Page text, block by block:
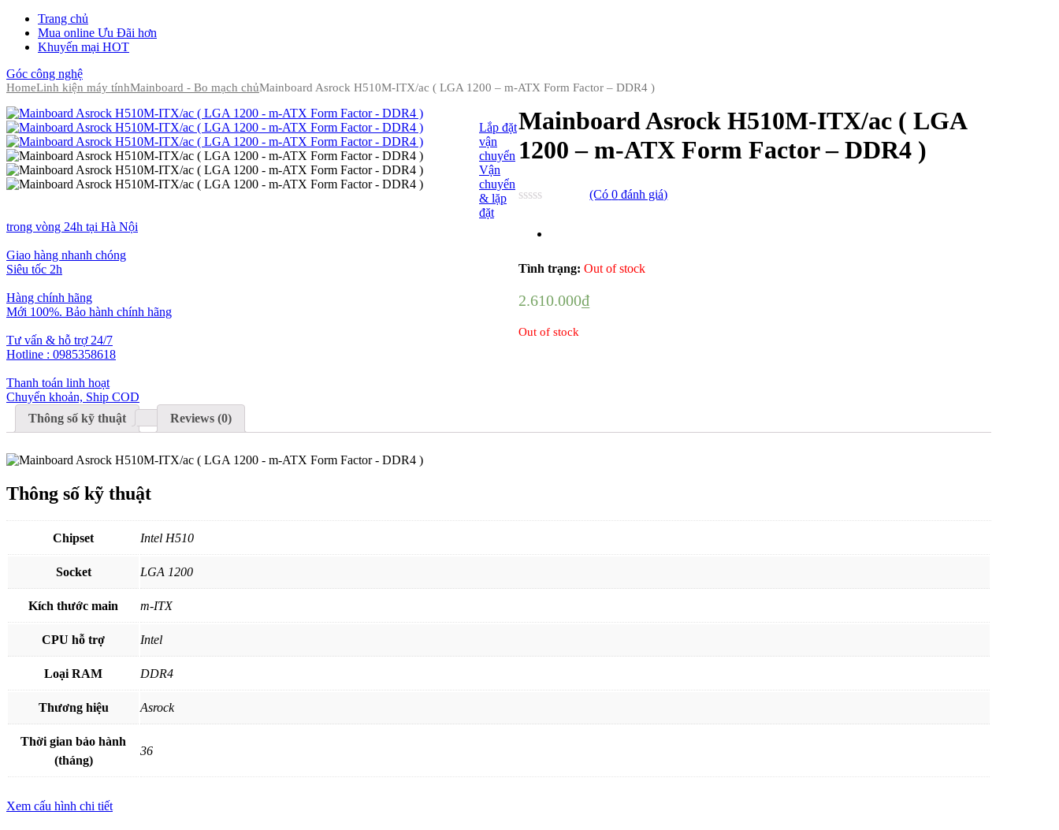
Trang chủ
Mua online Ưu Đãi hơn
Khuyến mại HOT
Góc công nghệ
HomeLinh kiện máy tínhMainboard - Bo mạch chủMainboard Asrock H510M-ITX/ac ( LGA 1200 – m-ATX Form Factor – DDR4 )
Mainboard Asrock H510M-ITX/ac ( LGA
1200 – m-ATX Form Factor – DDR4 )
trên
đánh
(Có0 đánh giá)
Tình trạng: Out of stock
2.610.000₫
Out of stock
Lắp đặt
vận
chuyển
Vận
chuyển
& lặp
đặt
trong vòng 24h tại Hà Nội
Giao hàng nhanh chóng
Siêu tốc 2h
Hàng chính hãng
Mới 100%. Bảo hành chính hãng
Tư vấn & hỗ trợ 24/7
Hotline : 0985358618
Thanh toán linh hoạt
Chuyển khoản, Ship COD
Thông số kỹ thuật
Reviews (0)
Thông số kỹ thuật
Chipset Intel H510
Socket LGA 1200
Kích thước main m-ITX
CPU hỗ trợ Intel
Loại RAM DDR4
Thương hiệu Asrock
Thời gian bảo hành
(tháng)
36
Xem cấu hình chi tiết